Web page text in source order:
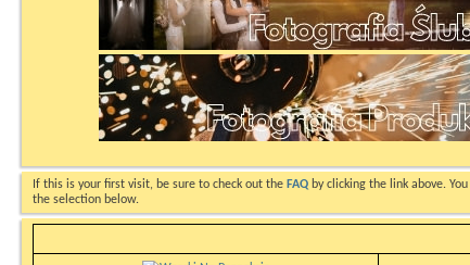
If this is your first visit, be sure to check out the FAQ by clicking the link above.
the selection below.